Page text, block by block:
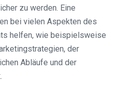
zu werden. Eine
bei vielen Aspekten des
helfen, wie beispielsweise
der
Abläufe und der